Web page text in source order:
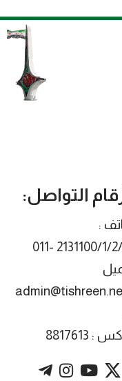
التواصل:
:
2131100/1/2/3/
: 8817613